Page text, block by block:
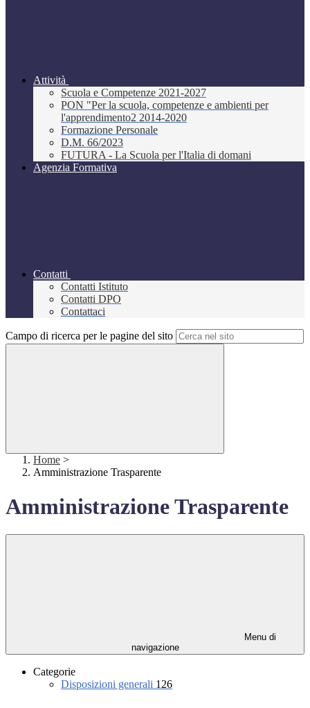
Attività
Scuola e Competenze 2021-2027
PON "Per la scuola, competenze e ambienti per
l'apprendimento2 2014-2020
Formazione Personale
D.M. 66/2023
FUTURA - La Scuola per l'Italia di domani
Agenzia Formativa
Contatti
Contatti Istituto
Contatti DPO
Contattaci
Campo di ricerca per le pagine del sito
Home >
Amministrazione Trasparente
Amministrazione Trasparente
Menu di
navigazione
Categorie
Disposizioni generali 126